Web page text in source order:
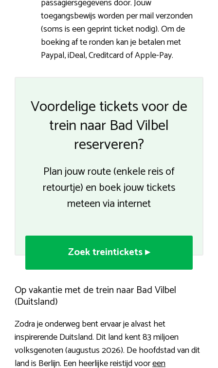
toegangsbewijs worden per mail verzonden
(soms is een geprint ticket nodig). Om de
boeking af te ronden kan je betalen met
Paypal, iDeal, Creditcard of Apple-Pay.
Voordelige tickets voor de
trein naar Bad Vilbel
reserveren?
Plan jouw route (enkele reis of
retourtje) en boek jouw tickets
meteen via internet
Zoek treintickets ▸
Op vakantie met de trein naar Bad Vilbel
(Duitsland)
Zodra je onderweg bent ervaar je alvast het
inspirerende Duitsland. Dit land kent 83 miljoen
volksgenoten (augustus 2026). De hoofdstad van dit
land is Berlijn. Een heerlijke reistijd vooreen